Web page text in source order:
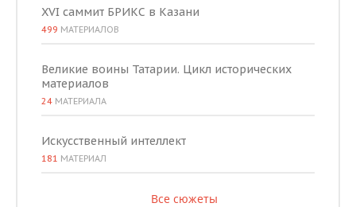
XVI саммит БРИКС в Казани
499 МАТЕРИАЛОВ
Великие воины Татарии. Цикл исторических
материалов
24 МАТЕРИАЛА
Искусственный интеллект
181 МАТЕРИАЛ
Все сюжеты